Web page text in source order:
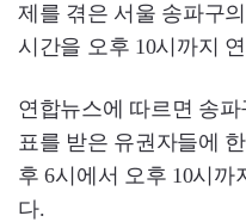
제를 겪은 서울 송파구
시간을 오후 10시까지
연합뉴스에 따르면 송파
표를 받은 유권자들에
후 6시에서 오후 10시
다.